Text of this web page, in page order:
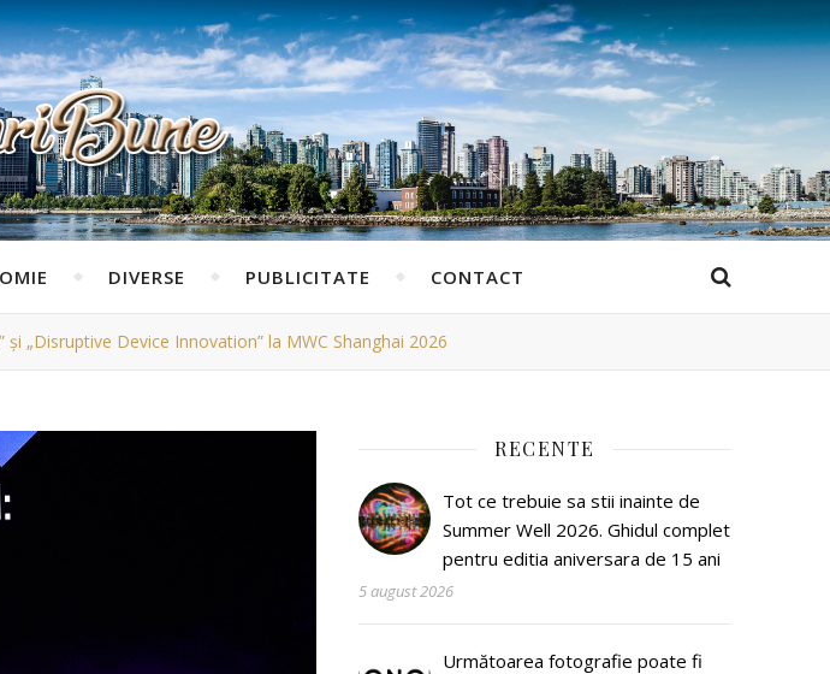
DIVERSE PUBLICITATE CONTACT
„Disruptive Device Innovation” la MWC Shanghai 2026
RECENTE
Tot ce trebuie sa stii inainte de
Summer Well 2026. Ghidul complet
pentru editia aniversara de 15 ani
5 august 2026
Următoarea fotografie poate fi